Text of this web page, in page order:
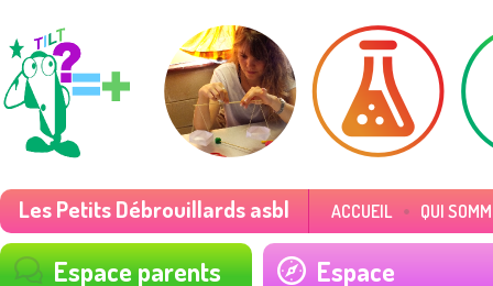
Les Petits Débrouillards asbl ACCUEIL QUI
Espace parents
Espace